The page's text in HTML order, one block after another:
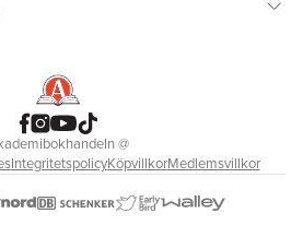
@
IntegritetspolicyKöpvillkorMedlemsvillkor